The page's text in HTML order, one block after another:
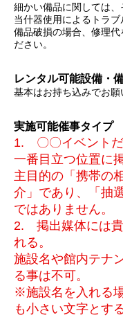
細かい備品に関しては、
当什器使用によるトラブ
備品破損の場合、修理
ださい。
レンタル可能設備・
基本はお持ち込みでお願
実施可能催事タイプ
1. 〇〇イベント
一番目立つ位置に
主目的の「携帯の
介」であり、「抽
ではありません。
2. 掲出媒体には貴
れる。
施設名や館内テナ
る事は不可。
※施設名を入れる
も小さい文字とする